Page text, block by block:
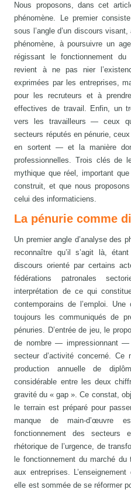
Nous proposons, dans cet
phénomène. Le premier
sous l’angle d’un discours
phénomène, à poursuivre un
régissant le fonctionnement
revient à ne pas nier
exprimées par les entreprises,
pour les recruteurs et à
effectives de travail. Enfin, un
vers les travailleurs — ceux
secteurs réputés en pénurie,
en sortent — et la manière
professionnelles. Trois clés de
mythique que réel, important
construit, et que nous
celui des informaticiens.
La pénurie comme
Un premier angle d’analyse des
reconnaître qu’il s’agit là,
discours orienté par certains
fédérations patronales
interprétation de ce qui
contemporains de l’emploi. Une
toujours les communiqués de
pénuries. D’entrée de jeu, le
de nombre — impressionnant —
secteur d’activité concerné.
production annuelle de
considérable entre les deux
gravité du « gap ». Ce constat,
le terrain est préparé pour
manque de main-d’œuvre
fonctionnement des secteurs
rhétorique de l’urgence, de
le fonctionnement du marché du
aux entreprises.
elle est sommée de se réformer